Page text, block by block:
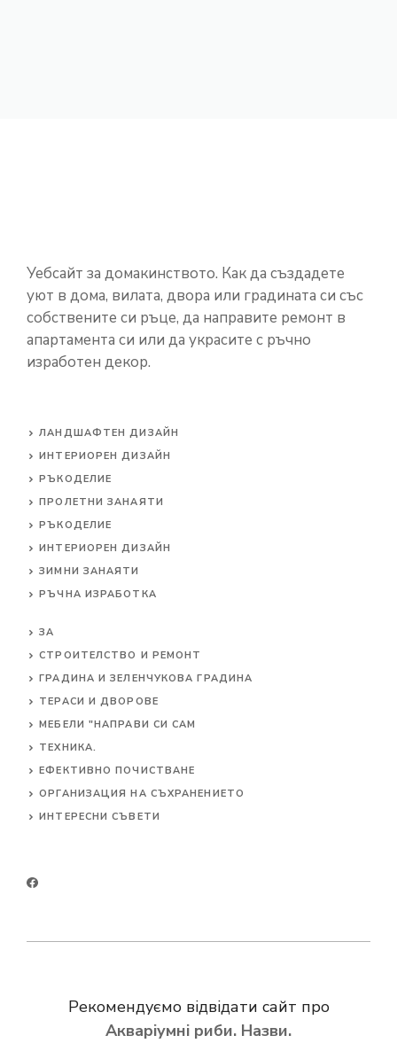
Уебсайт за домакинството. Как да създадете
уют в дома, вилата, двора или градината си със
собствените си ръце, да направите ремонт в
апартамента си или да украсите с ръчно
изработен декор.
ЛАНДШАФТЕН ДИЗАЙН
ИНТЕРИОРЕН ДИЗАЙН
РЪКОДЕЛИЕ
ПРОЛЕТНИ ЗАНАЯТИ
РЪКОДЕЛИЕ
ИНТЕРИОРЕН ДИЗАЙН
ЗИМНИ ЗАНАЯТИ
РЪЧНА ИЗРАБОТКА
ЗА
СТРОИТЕЛСТВО И РЕМОНТ
ГРАДИНА И ЗЕЛЕНЧУКОВА ГРАДИНА
ТЕРАСИ И ДВОРОВЕ
МЕБЕЛИ "НАПРАВИ СИ САМ
ТЕХНИКА.
ЕФЕКТИВНО ПОЧИСТВАНЕ
ОРГАНИЗАЦИЯ НА СЪХРАНЕНИЕТО
ИНТЕРЕСНИ СЪВЕТИ
Рекомендуємо відвідати сайт про
Акваріумні риби. Назви.